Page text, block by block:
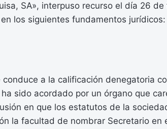
SA», interpuso recurso el día 26
los siguientes fundamentos jurídicos:
a la calificación denegatoria
sido acordado por un órgano que
en que los estatutos de la
la facultad de nombrar Secretario en